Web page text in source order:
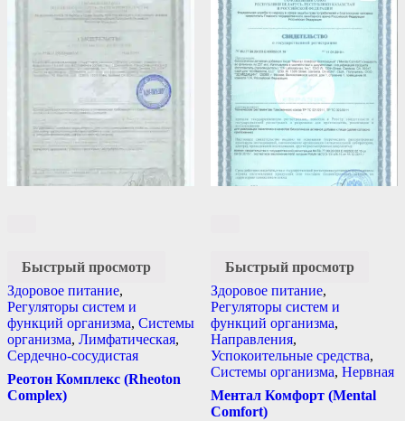
Быстрый просмотр
Здоровое питание,
Регуляторы систем и
функций организма, Системы
организма, Лимфатическая,
Сердечно-сосудистая
Реотон Комплекс (Rheoton
Complex)
Быстрый просмотр
Здоровое питание,
Регуляторы систем и
функций организма,
Направления,
Успокоительные средства,
Системы организма, Нервная
Ментал Комфорт (Mental
Comfort)